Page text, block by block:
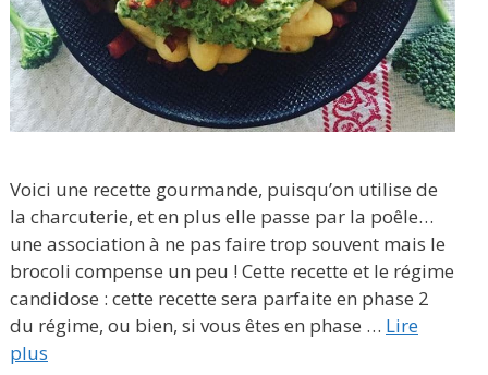
Voici une recette gourmande, puisqu’on utilise de
la charcuterie, et en plus elle passe par la poêle…
une association à ne pas faire trop souvent mais le
brocoli compense un peu ! Cette recette et le régime
candidose : cette recette sera parfaite en phase 2
du régime, ou bien, si vous êtes en phase … Lire
plus